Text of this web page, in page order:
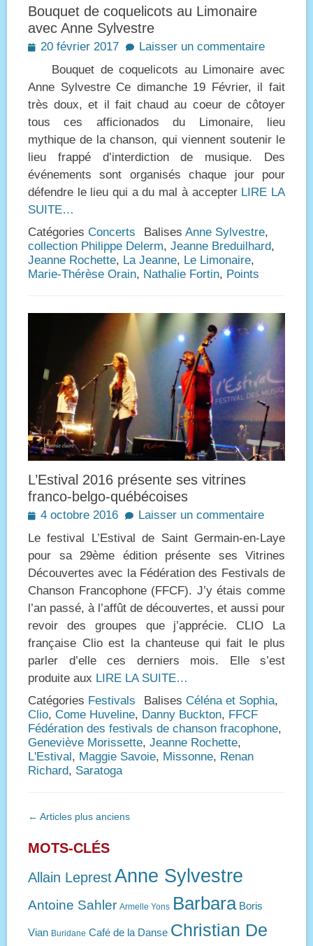
Bouquet de coquelicots au Limonaire
avec Anne Sylvestre
Posted
20 février 2017
Laisser un commentaire
Bouquet de coquelicots au Limonaire avec
Anne Sylvestre Ce dimanche 19 Février, il fait
très doux, et il fait chaud au coeur de côtoyer
tous ces afficionados du Limonaire, lieu
mythique de la chanson, qui viennent soutenir le
lieu frappé d’interdiction de musique. Des
événements sont organisés chaque jour pour
défendre le lieu qui a du mal à accepter LIRE LA
SUITE…
Catégories Concerts Balises Anne Sylvestre,
collection Philippe Delerm, Jeanne Breduilhard,
Jeanne Rochette, La Jeanne, Le Limonaire,
Marie-Thérèse Orain, Nathalie Fortin, Points
L’Estival 2016 présente ses vitrines
franco-belgo-québécoises
Posted
4 octobre 2016
Laisser un commentaire
Le festival L’Estival de Saint Germain-en-Laye
pour sa 29ème édition présente ses Vitrines
Découvertes avec la Fédération des Festivals de
Chanson Francophone (FFCF). J’y étais comme
l’an passé, à l’affût de découvertes, et aussi pour
revoir des groupes que j’apprécie. CLIO La
française Clio est la chanteuse qui fait le plus
parler d’elle ces derniers mois. Elle s’est
produite aux LIRE LA SUITE…
Catégories Festivals Balises Céléna et Sophia,
Clio, Come Huveline, Danny Buckton, FFCF
Fédération des festivals de chanson fracophone,
Geneviève Morissette, Jeanne Rochette,
L'Estival, Maggie Savoie, Missonne, Renan
Richard, Saratoga
Navigation
articles
← Articles plus anciens
MOTS-CLÉS
Allain LeprestAnne Sylvestre
Antoine Sahler Armelle Yons Barbara Boris
Vian Buridane Café de la Danse Christian De